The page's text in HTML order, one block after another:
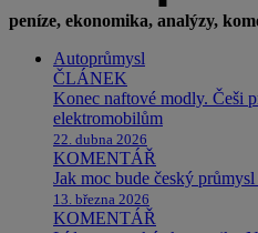
peníze, ekonomika, analýzy,
Autoprůmysl
ČLÁNEK
Konec naftové modly. Češi
elektromobilům
22. dubna 2026
KOMENTÁŘ
Jak moc bude český
13. března 2026
KOMENTÁŘ